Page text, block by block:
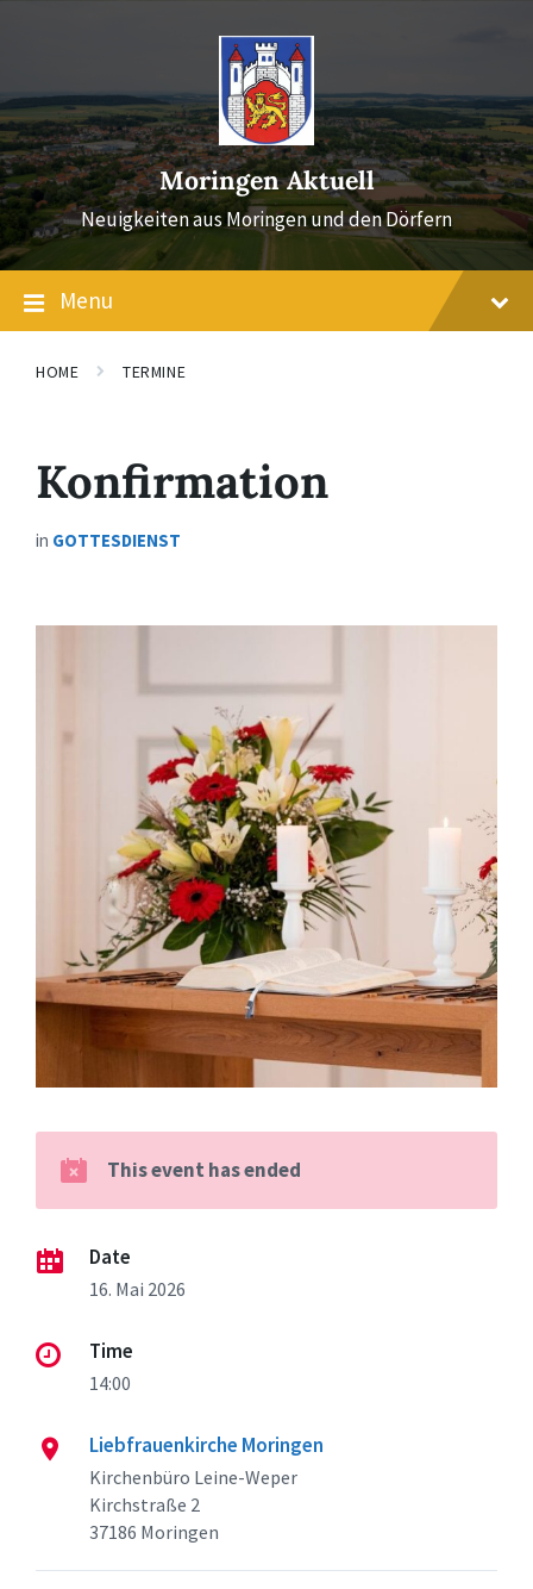
Moringen Aktuell
Neuigkeiten aus Moringen und den Dörfern
Menu
HOME TERMINE
Konfirmation
in GOTTESDIENST
This event has ended
Date
16. Mai 2026
Time
14:00
Liebfrauenkirche Moringen
Kirchenbüro Leine-Weper
Kirchstraße 2
37186 Moringen